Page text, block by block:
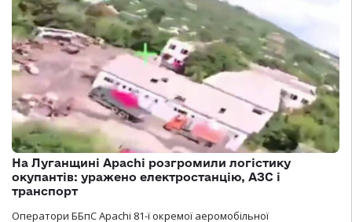
На Луганщині Apachi розгромили логістику
окупантів: уражено електростанцію, АЗС і
транспорт
Оператори ББпС Apachi 81-ї окремої аеромобільної